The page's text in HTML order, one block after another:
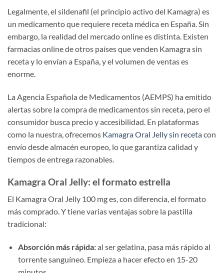
Legalmente, el sildenafil (el principio activo del Kamagra) es
un medicamento que requiere receta médica en España. Sin
embargo, la realidad del mercado online es distinta. Existen
farmacias online de otros países que venden Kamagra sin
receta y lo envían a España, y el volumen de ventas es
enorme.
La Agencia Española de Medicamentos (AEMPS) ha emitido
alertas sobre la compra de medicamentos sin receta, pero el
consumidor busca precio y accesibilidad. En plataformas
como la nuestra, ofrecemos Kamagra Oral Jelly sin recetacon
envío desde almacén europeo, lo que garantiza calidad y
tiempos de entrega razonables.
Kamagra Oral Jelly: el formato estrella
El Kamagra Oral Jelly 100 mg es, con diferencia, el formato
más comprado. Y tiene varias ventajas sobre la pastilla
tradicional:
Absorción más rápida:al ser gelatina, pasa más rápido al
torrente sanguíneo. Empieza a hacer efecto en 15-20